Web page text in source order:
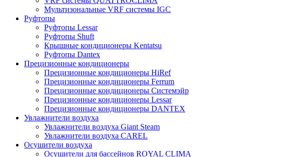
Мультизональные VRF системы IGC
Руфтопы
Руфтопы Lessar
Руфтопы Shuft
Крышные кондиционеры Kentatsu
Руфтопы Dantex
Прецизионные кондиционеры
Прецизионные кондиционеры HiRef
Прецизионные кондиционеры Ferrum
Прецизионные кондиционеры Системэйр
Прецизионные кондиционеры Lessar
Прецизионные кондиционеры DANTEX
Увлажнители воздуха
Увлажнители воздуха Giant Steam
Увлажнители воздуха CAREL
Осушители воздуха
Осушители для бассейнов ROYAL CLIMA